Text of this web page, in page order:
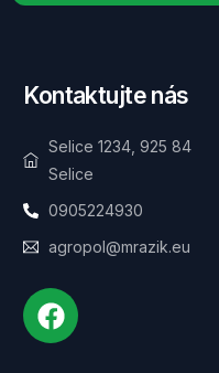
Kontaktujte nás
Selice 1234, 925 84
Selice
0905224930
agropol@mrazik.eu